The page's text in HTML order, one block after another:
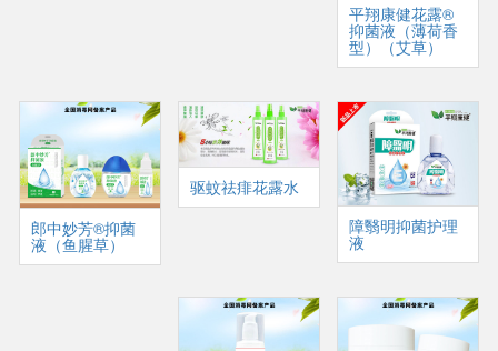
平翔康健花露®
抑菌液（薄荷香
型）（艾草）
郎中妙芳®抑菌
液（鱼腥草）
驱蚊祛痱花露水
障翳明抑菌护理
液